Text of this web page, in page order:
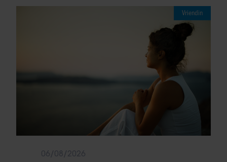
Vriendin